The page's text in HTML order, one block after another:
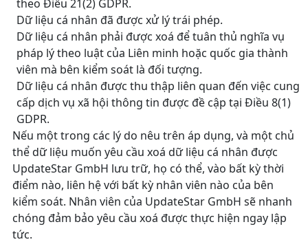
theo Điều 21(2) GDPR.
Dữ liệu cá nhân đã được xử lý trái phép.
Dữ liệu cá nhân phải được xoá để tuân thủ nghĩa vụ
pháp lý theo luật của Liên minh hoặc quốc gia thành
viên mà bên kiểm soát là đối tượng.
Dữ liệu cá nhân được thu thập liên quan đến việc cung
cấp dịch vụ xã hội thông tin được đề cập tại Điều 8(1)
GDPR.
Nếu một trong các lý do nêu trên áp dụng, và một chủ
thể dữ liệu muốn yêu cầu xoá dữ liệu cá nhân được
UpdateStar GmbH lưu trữ, họ có thể, vào bất kỳ thời
điểm nào, liên hệ với bất kỳ nhân viên nào của bên
kiểm soát. Nhân viên của UpdateStar GmbH sẽ nhanh
chóng đảm bảo yêu cầu xoá được thực hiện ngay lập
tức.